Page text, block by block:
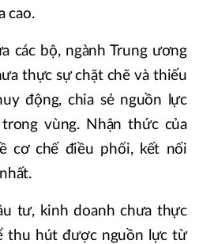
cao.
các bộ, ngành Trung ương
thực sự chặt chẽ và thiếu
động, chia sẻ nguồn lực
vùng. Nhận thức của
cơ chế điều phối, kết nối
tư, kinh doanh chưa thực
thu hút được nguồn lực từ